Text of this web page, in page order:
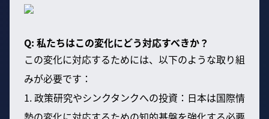
Q: 私たちはこの変化にどう対応すべきか？
この変化に対応するためには、以下のような取り組
みが必要です：
1. 政策研究やシンクタンクへの投資：日本は国際情